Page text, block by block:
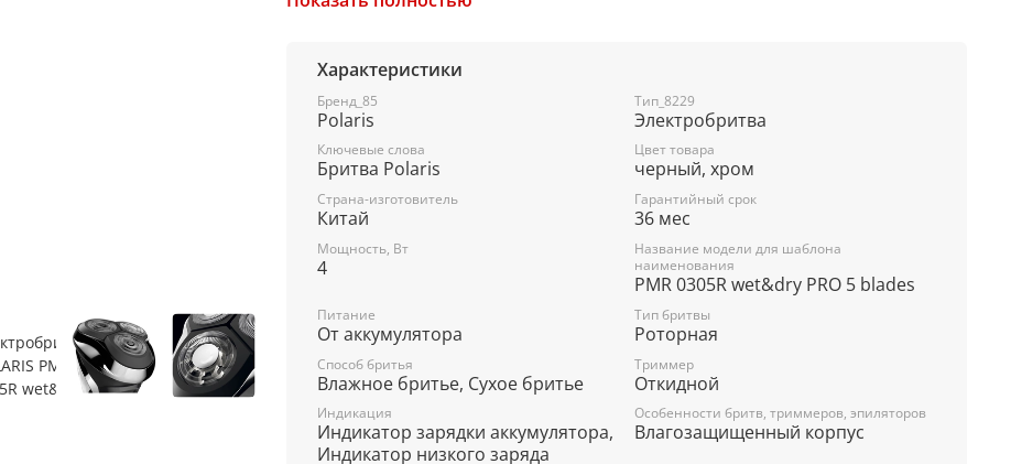
Сухое и влажное бритье.
Работа от аккумулятора.
Литиевая батарея.
До 75 мин бритья.
Полная зарядка 90 мин.
Переключатель ВКЛ./ВЫКЛ.
Индикатор заряда.
Сумочка для хранения и перевозки.
Мощность: 4 Вт
Характеристики
Бренд_85
Polaris
Тип_8229
Электробритва
Ключевые слова
Бритва Polaris
Цвет товара
черный, хром
Страна-изготовитель
Китай
Гарантийный срок
36 мес
Мощность, Вт
4
Название модели для шаблона
наименования
PMR 0305R wet&dry PRO 5 blades
Питание
От аккумулятора
Тип бритвы
Роторная
Способ бритья
Влажное бритье, Сухое бритье
Триммер
Откидной
Индикация
Индикатор зарядки аккумулятора,
Индикатор низкого заряда
Особенности бритв, триммеров, эпиляторов
Влагозащищенный корпус